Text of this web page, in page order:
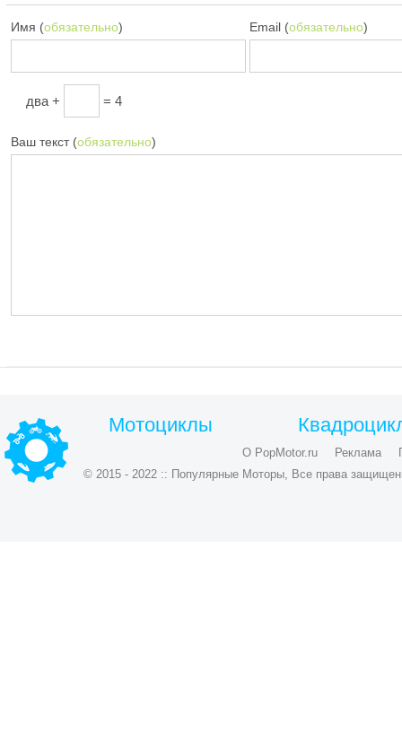
Имя (обязательно) Email (обязательно)
два + = 4
Ваш текст (обязательно)
Мотоциклы
О PopMotor.ru Реклама
© 2015 - 2022 :: Популярные Моторы, Все права